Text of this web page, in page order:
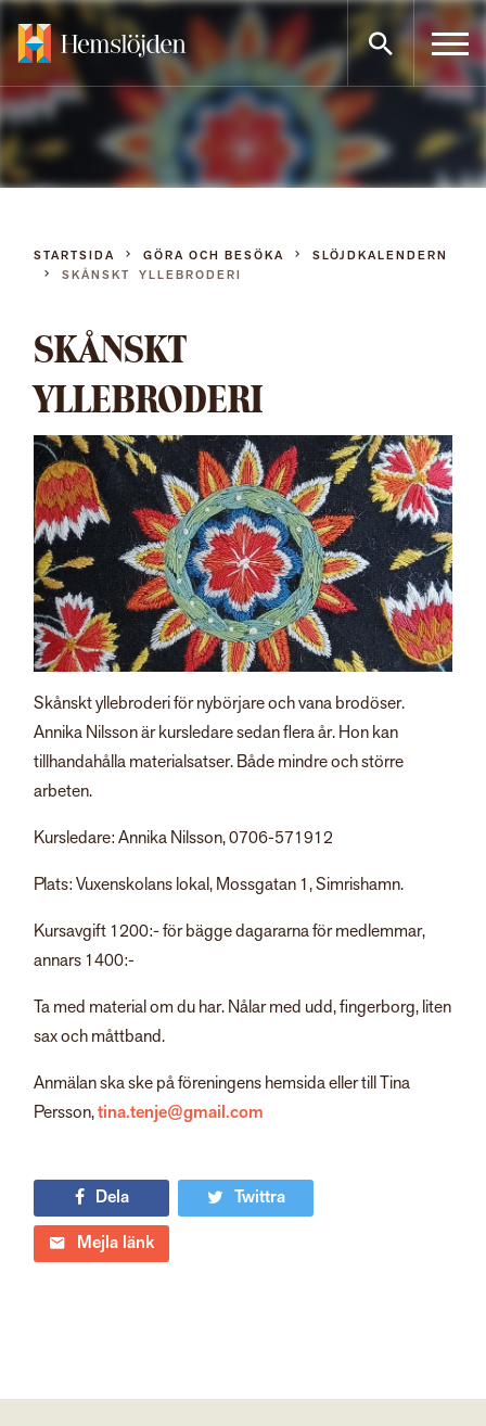
Gå
direkt
innehållet
STARTSIDA GÖRA OCH BESÖKA
SLÖJDKALENDERN
SKÅNSKT YLLEBRODERI
SKÅNSKT
YLLEBRODERI
Skånskt yllebroderi för nybörjare och vana brodöser.
Annika Nilsson är kursledare sedan flera år. Hon kan
tillhandahålla materialsatser. Både mindre och större
arbeten.
Kursledare:Annika Nilsson, 0706-571912
Plats: Vuxenskolans lokal, Mossgatan 1, Simrishamn.
Kursavgift 1200:- för bäggedagararna för medlemmar,
annars 1400:-
Ta med material om du har. Nålar med udd, fingerborg, liten
sax och måttband.
Anmälanska ske på föreningens hemsida eller till Tina
Persson,tina.tenje@gmail.com
Dela
Twittra
Mejla länk